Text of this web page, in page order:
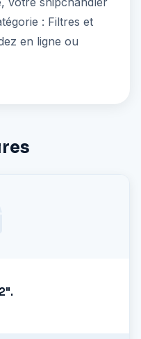
: Filtres et
en ligne ou